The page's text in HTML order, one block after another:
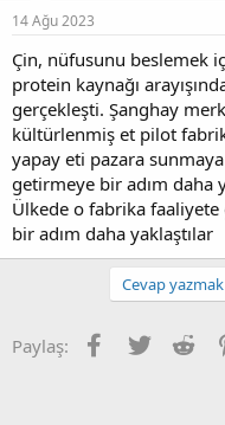
u
b
a
a
t
a
n
g
ı
ç
a
r
i
h
i
14 Ağu 2023
Çin, nüfusunu beslemek
protein kaynağı
gerçekleşti. Şanghay
kültürlenmiş et pilot
yapay eti pazara
getirmeye bir adım daha
Ülkede o fabrika
bir adım daha yaklaştılar
Cevap
Paylaş: Facebook
Twitter